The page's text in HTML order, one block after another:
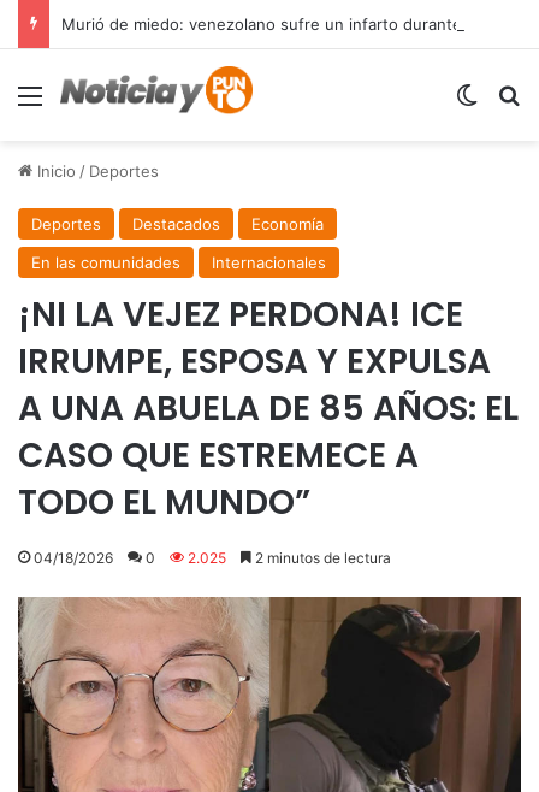
Menú
Inicio / Deportes
Deportes Destacados
Economía
En las comunidades
Internacionales
¡NI LA VEJEZ PERDONA! ICE
IRRUMPE, ESPOSA Y EXPULSA
A UNA ABUELA DE 85 AÑOS: EL
CASO QUE ESTREMECE A
TODO EL MUNDO”
04/18/2026 0 2.025 2 minutos de lectura